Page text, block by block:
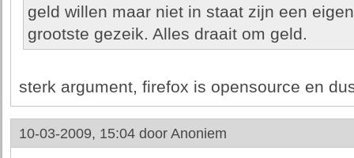
geld willen maar niet in staat zijn een
grootste gezeik. Alles draait om geld.
sterk argument, firefox is opensource en
10-03-2009, 15:04 door Anoniem